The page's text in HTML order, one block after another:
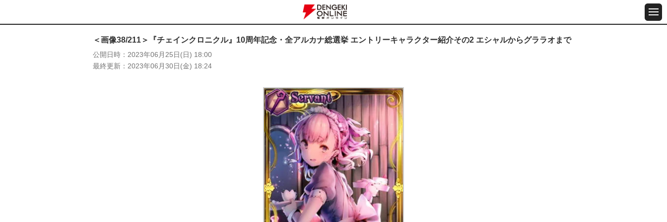
＜画像38/211＞『チェインクロニクル』10周年記念・全アルカナ総選挙 エントリーキャラクター紹介その2 エシャルからグララオまで
公開日時
2023年06月25日(日) 18:00
最終更新
2023年06月30日(金) 18:24